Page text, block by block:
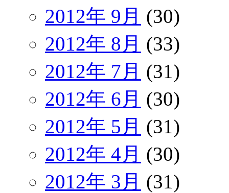
2012年 9月 (30)
2012年 8月 (33)
2012年 7月 (31)
2012年 6月 (30)
2012年 5月 (31)
2012年 4月 (30)
2012年 3月 (31)